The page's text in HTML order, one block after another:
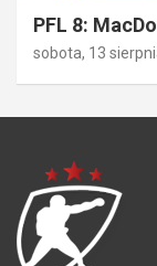
PFL 8:
sobota, 13